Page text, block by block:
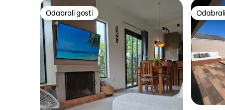
Odabrali gosti
Odabrali gosti